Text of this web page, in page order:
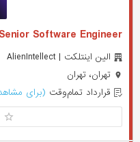
Software Engineer
الین اینتلکت | AlienIntellect
تهران، تهران
قرارداد تمام‌وقت (برای